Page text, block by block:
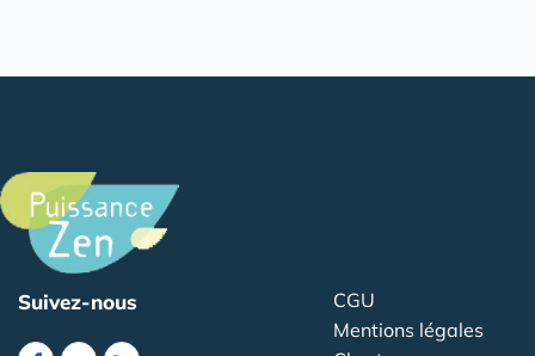
Suivez-nous
CGU
Mentions légales